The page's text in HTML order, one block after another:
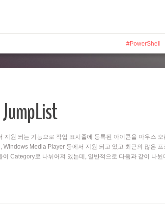
PowerShell
지원 되는 기능으로 작업 표시줄에 등록된 아이콘을 마우스
Windows Media Player 등에서 지원 되고 있고 최근의 많은
Category로 나뉘어져 있는데, 일반적으로 다음과 같이 나